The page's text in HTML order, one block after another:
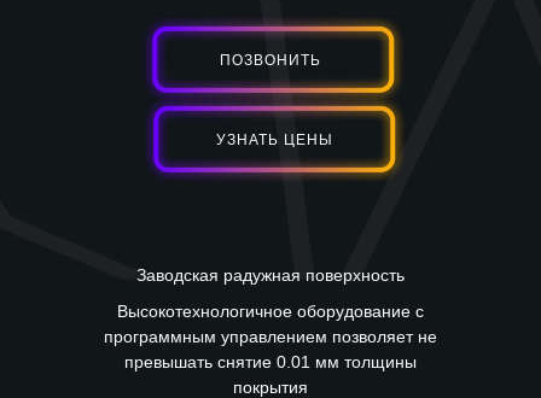
ПОЗВОНИТЬ
УЗНАТЬ ЦЕНЫ
Заводская радужная поверхность
Высокотехнологичное оборудование с
программным управлением позволяет не
превышать снятие 0.01 мм толщины
покрытия